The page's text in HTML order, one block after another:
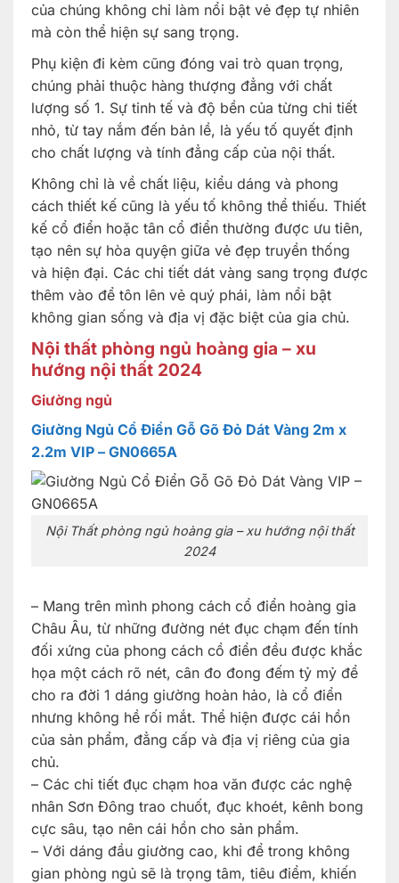
của chúng không chỉ làm nổi bật vẻ đẹp tự nhiên
mà còn thể hiện sự sang trọng.
Phụ kiện đi kèm cũng đóng vai trò quan trọng,
chúng phải thuộc hàng thượng đẳng với chất
lượng số 1. Sự tinh tế và độ bền của từng chi tiết
nhỏ, từ tay nắm đến bản lề, là yếu tố quyết định
cho chất lượng và tính đẳng cấp của nội thất.
Không chỉ là về chất liệu, kiểu dáng và phong
cách thiết kế cũng là yếu tố không thể thiếu. Thiết
kế cổ điển hoặc tân cổ điển thường được ưu tiên,
tạo nên sự hòa quyện giữa vẻ đẹp truyền thống
và hiện đại. Các chi tiết dát vàng sang trọng được
thêm vào để tôn lên vẻ quý phái, làm nổi bật
không gian sống và địa vị đặc biệt của gia chủ.
Nội thất phòng ngủ hoàng gia – xu
hướng nội thất 2024
Giường ngủ
Giường Ngủ Cổ Điển Gỗ Gõ Đỏ Dát Vàng 2m x
2.2m VIP – GN0665A
Nội Thất phòng ngủ hoàng gia – xu hướng nội thất
2024
– Mang trên mình phong cách cổ điển hoàng gia
Châu Âu, từ những đường nét đục chạm đến tính
đối xứng của phong cách cồ điển đều được khắc
họa một cách rõ nét, cân đo đong đếm tỷ mỷ để
cho ra đời 1 dáng giường hoàn hảo, là cổ điển
nhưng không hề rối mắt. Thể hiện được cái hồn
của sản phẩm, đẳng cấp và địa vị riêng của gia
chủ.
– Các chi tiết đục chạm hoa văn được các nghệ
nhân Sơn Đông trao chuốt, đục khoét, kênh bong
cực sâu, tạo nên cái hồn cho sản phẩm.
– Với dáng đầu giường cao, khi để trong không
gian phòng ngủ sẽ là trọng tâm, tiêu điểm, khiến